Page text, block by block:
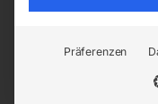
Präferenzen